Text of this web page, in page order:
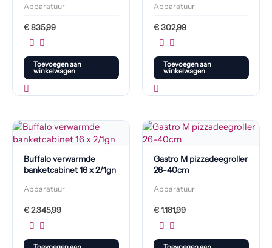
Apparatuur
€835,99
Toevoegen aan
winkelwagen
Apparatuur
€302,99
Toevoegen aan
winkelwagen
Buffalo verwarmde
banketcabinet 16 x 2/1gn
Apparatuur
€2.345,99
Gastro M pizzadeegroller
26-40cm
Apparatuur
€1.181,99